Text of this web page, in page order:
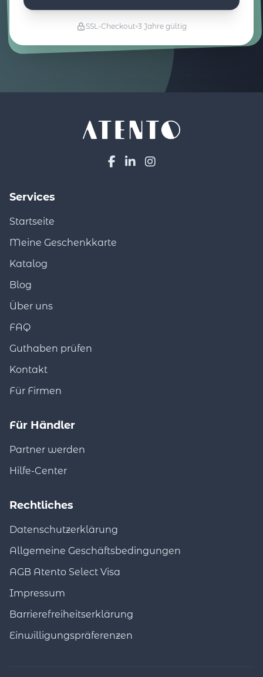
SSL-Checkout 3 Jahre gültig
Services
Startseite
Meine Geschenkkarte
Katalog
Blog
Über uns
FAQ
Guthaben prüfen
Kontakt
Für Firmen
Für Händler
Partner werden
Hilfe-Center
Rechtliches
Datenschutzerklärung
Allgemeine Geschäftsbedingungen
AGB Atento Select Visa
Impressum
Barrierefreiheitserklärung
Einwilligungspräferenzen